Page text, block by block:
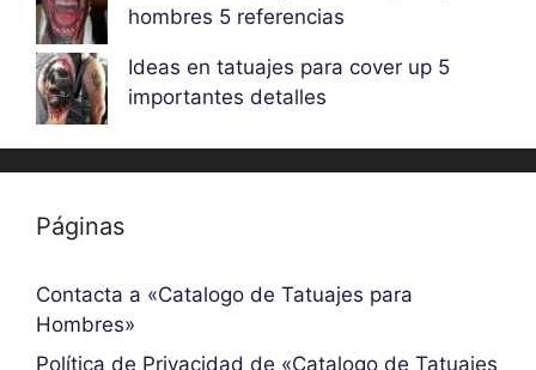
hombres 5 referencias
Ideas en tatuajes para cover up 5
importantes detalles
Páginas
Contacta a «Catalogo de Tatuajes para
Hombres»
Política de Privacidad de «Catalogo de Tatuajes